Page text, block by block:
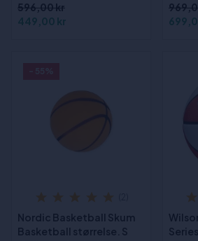
596,00 kr
449,00 kr
Nordic Basketball Skum
Basketball størrelse. S